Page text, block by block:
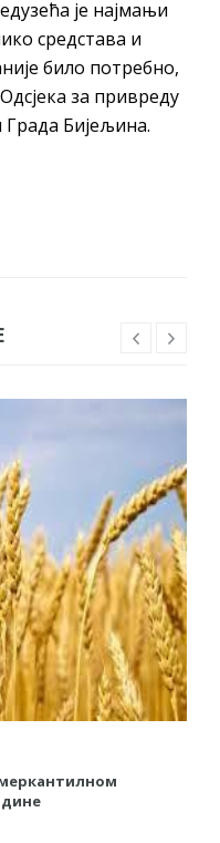
је најмањи
средстава и
било потребно,
за привреду
Бијељина.